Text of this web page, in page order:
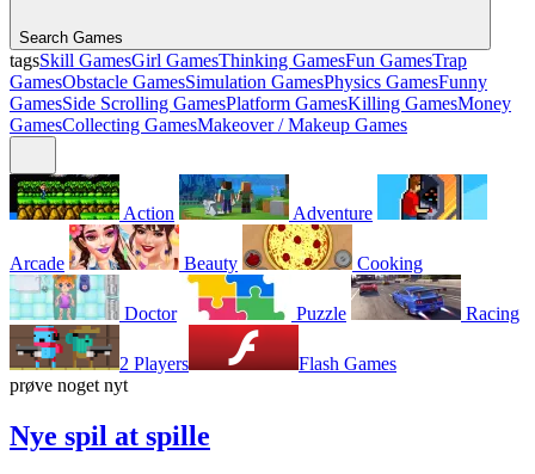
Search Games
tagsSkill GamesGirl GamesThinking GamesFun GamesTrap
GamesObstacle GamesSimulation GamesPhysics GamesFunny
GamesSide Scrolling GamesPlatform GamesKilling GamesMoney
GamesCollecting GamesMakeover / Makeup Games
Action Adventure
Arcade Beauty Cooking
Doctor Puzzle Racing
2 Players
Flash Games
prøve noget nyt
Nye spil at spille